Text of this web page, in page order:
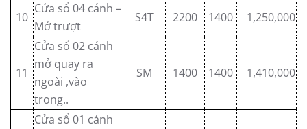
10
Cửa sổ 04 cánh –
Mở trượt
S4T 2200 1400 1,250,000
11
Cửa sổ 02 cánh
mở quay ra
ngoài ,vào
trong..
SM 1400 1400 1,410,000
Cửa sổ 01 cánh